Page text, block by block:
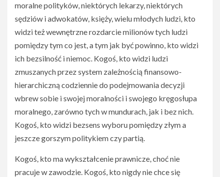
moralne polityków, niektórych lekarzy, niektórych
sędziów i adwokatów, księży, wielu młodych ludzi, kto
widzi też wewnętrzne rozdarcie milionów tych ludzi
pomiędzy tym co jest, a tym jak być powinno, kto widzi
ich bezsilność i niemoc. Kogoś, kto widzi ludzi
zmuszanych przez system zależnością finansowo-
hierarchiczną codziennie do podejmowania decyzji
wbrew sobie i swojej moralności i swojego kręgosłupa
moralnego, zarówno tych w mundurach, jak i bez nich.
Kogoś, kto widzi bezsens wyboru pomiędzy złym a
jeszcze gorszym politykiem czy partią.
Kogoś, kto ma wykształcenie prawnicze, choć nie
pracuje w zawodzie. Kogoś, kto nigdy nie chce się